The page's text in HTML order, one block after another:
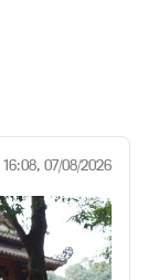
16:08, 07/08/2026